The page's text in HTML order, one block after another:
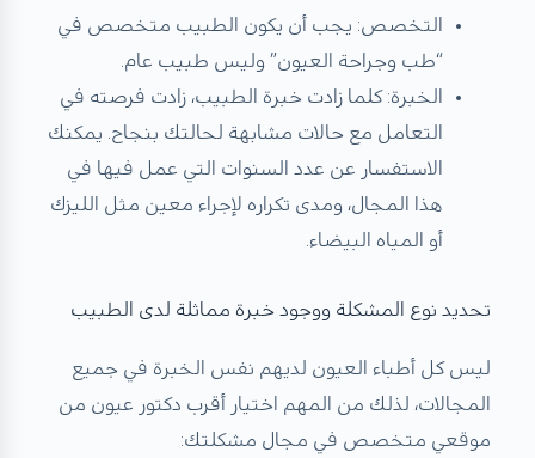
التخصص: يجب أن يكون الطبيب متخصص في
“طب وجراحة العيون” وليس طبيب عام.
الخبرة: كلما زادت خبرة الطبيب، زادت فرصته في
التعامل مع حالات مشابهة لحالتك بنجاح. يمكنك
الاستفسار عن عدد السنوات التي عمل فيها في
هذا المجال، ومدى تكراره لإجراء معين مثل الليزك
أو المياه البيضاء.
تحديد نوع المشكلة ووجود خبرة مماثلة لدى الطبيب
ليس كل أطباء العيون لديهم نفس الخبرة في جميع
المجالات، لذلك من المهم اختيار أقرب دكتور عيون من
موقعي متخصص في مجال مشكلتك: